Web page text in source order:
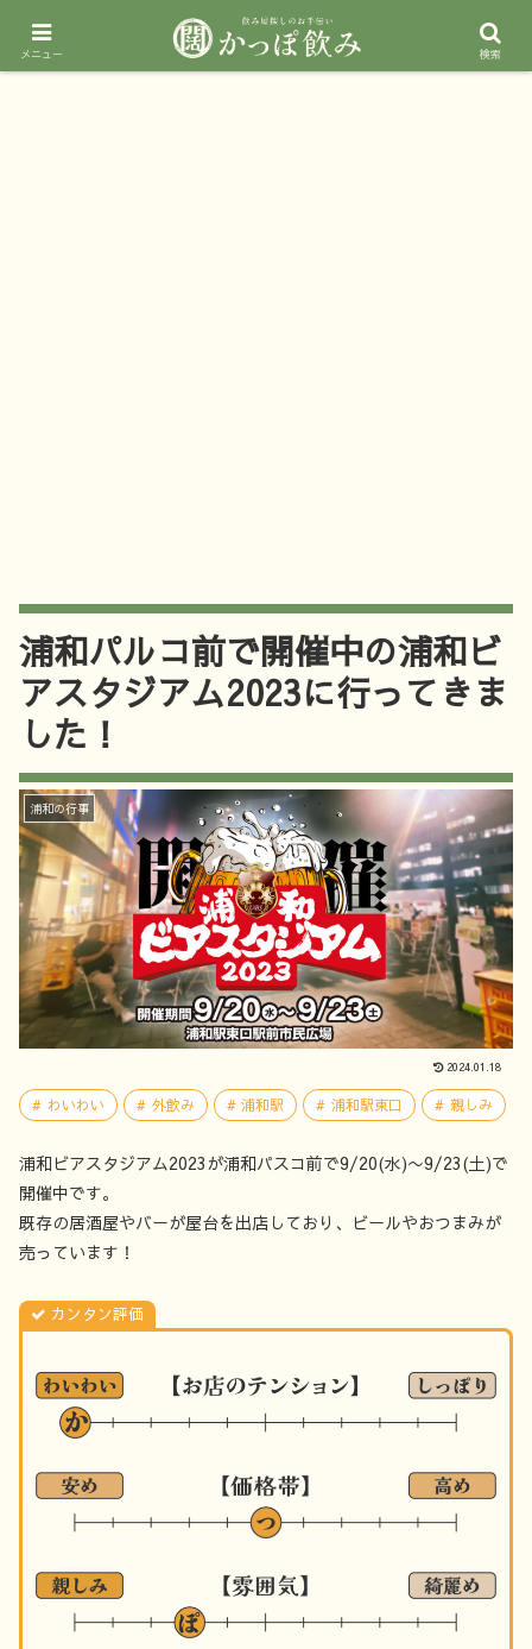
浦和パルコ前で開催中の浦和ビ
アスタジアム2023に行ってきま
した！
浦和の行事
2024.01.18
わいわい 外飲み 浦和駅 浦和駅東口 親しみ
浦和ビアスタジアム2023が浦和パスコ前で9/20(水)〜9/23(土)で
開催中です。
既存の居酒屋やバーが屋台を出店しており、ビールやおつまみが
売っています！
カンタン評価
メニュー 検索